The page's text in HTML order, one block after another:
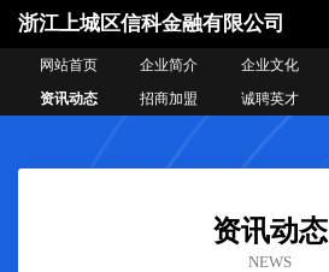
浙江上城区信科金融有限公司
网站首页 企业简介 企业文化
资讯动态
招商加盟 诚聘英才
资讯动态
NEWS